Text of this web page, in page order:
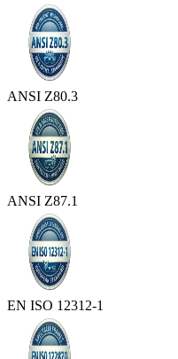
ANSI Z80.3
ANSI Z87.1
EN ISO 12312-1